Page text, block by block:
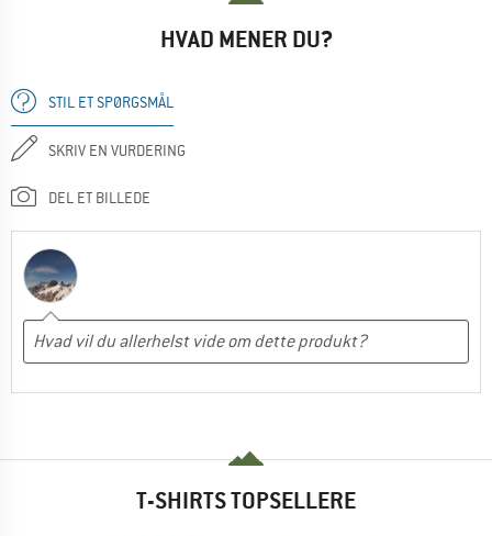
HVAD MENER DU?
STIL ET SPØRGSMÅL
SKRIV EN VURDERING
DEL ET BILLEDE
T-SHIRTS TOPSELLERE